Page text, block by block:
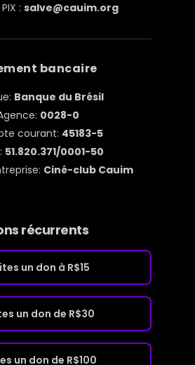
: salve@cauim.org
bancaire
Banque du Brésil
0028-0
courant: 45183-5
51.820.371/0001-50
Ciné-club Cauim
récurrents
un don à R$15
un don de R$30
un don de R$100